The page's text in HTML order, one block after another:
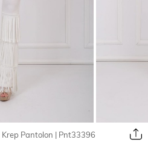
Yağmurluk
Krep Pantolon | Pnt33396